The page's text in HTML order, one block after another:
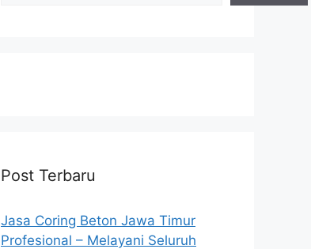
Post Terbaru
Jasa Coring Beton Jawa Timur
Profesional – Melayani Seluruh